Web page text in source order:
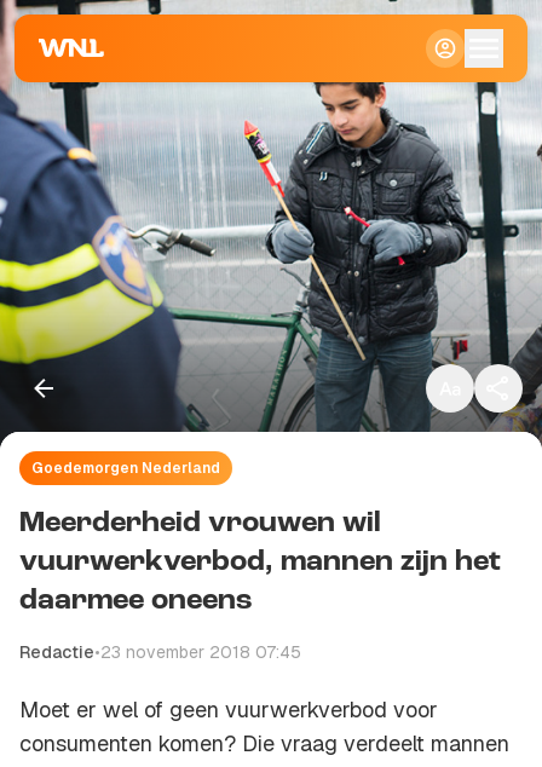
Klein
Standaard
Groot
Goedemorgen Nederland
Meerderheid vrouwen wil
vuurwerkverbod, mannen zijn het
daarmee oneens
Redactie•23 november 2018 07:45
Moet er wel of geen vuurwerkverbod voor
consumenten komen? Die vraag verdeelt mannen